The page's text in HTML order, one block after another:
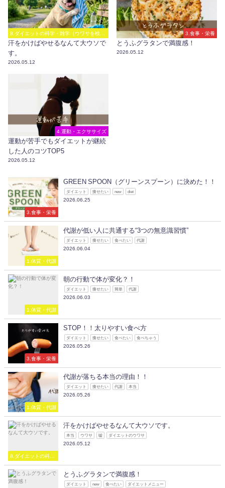
8.ダイエットの科学・雑学（ウワサを検
証）
汗をかけばやせるなんて大ウソで
す。
2026.05.12
3.食事・栄養
とうふグラタンで満腹感！
2026.05.12
4.運動・エクササイズ
運動が苦手でもダイエットが継続
した人のコツTOP5
2026.05.12
3.食事・栄養
GREEN SPOON（グリーンスプーン）に決めた！！
ダイエット 痩せたい new diet
2026.06.25
1.体質・代謝
代謝が低い人に共通する“3つの無意識習慣”
ダイエット 痩せたい 食べたい 代謝
2026.06.04
1.体質・代謝
朝の行動で体が変化？！
ダイエット 痩せたい 簡単 代謝
2026.06.03
3.食事・栄養
STOP！！太りやすい食べ方
ダイエット 痩せたい 食べたい 食べちゃう
2026.05.26
1.体質・代謝
代謝が落ちる本当の理由！！
ダイエット 痩せたい 代謝 本当
2026.05.26
8.ダイエットの科
検証）
汗をかけばやせるなんて大ウソです。
本当 ウワサ 嘘 ダイエットのウワサ
2026.05.12
とうふグラタンで満腹感！
ダイエット new 食べたい ダイエットメニュー